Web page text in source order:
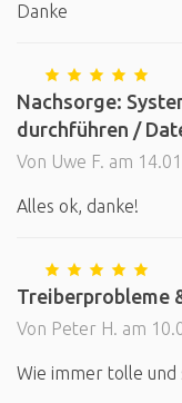
Danke
Nachsorge:
durchführen /
Von Uwe F. am
Alles ok, danke!
Treiberprobleme
Von Peter H. am
Wie immer tolle und